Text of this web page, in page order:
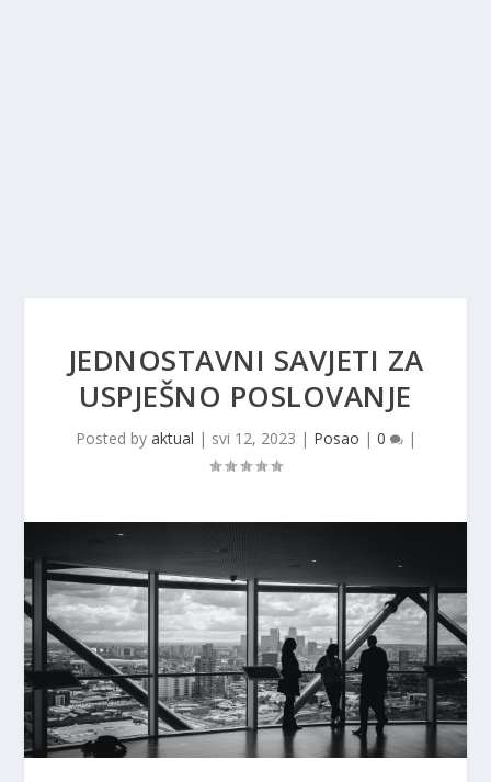
JEDNOSTAVNI SAVJETI ZA
USPJEŠNO POSLOVANJE
Posted by aktual | svi 12, 2023 | Posao | 0 |